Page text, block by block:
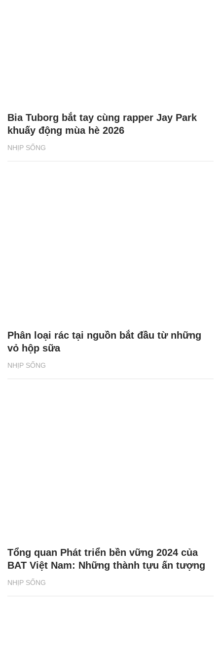
NHỊP SỐNG
Bia Tuborg bắt tay cùng rapper Jay Park
khuấy động mùa hè 2026
NHỊP SỐNG
Phân loại rác tại nguồn bắt đầu từ những
vỏ hộp sữa
NHỊP SỐNG
Tổng quan Phát triển bền vững 2024 của
BAT Việt Nam: Những thành tựu ấn tượng